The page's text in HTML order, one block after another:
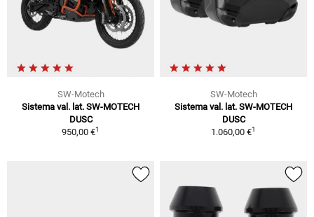
SW-Motech
Sistema val. lat. SW-MOTECH
DUSC
950,00 €1
SW-Motech
Sistema val. lat. SW-MOTECH
DUSC
1.060,00 €1